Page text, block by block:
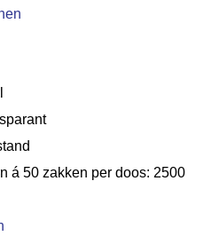
á 50 zakken per doos: 2500